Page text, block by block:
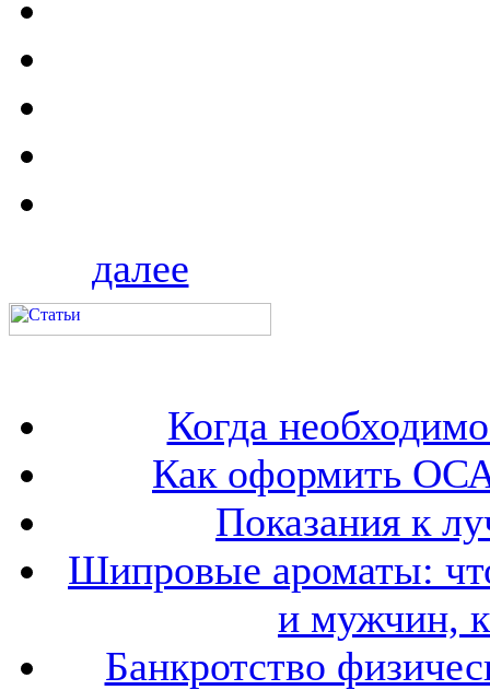
далее
Когда
Как оформить
Показания к
Шипровые ароматы:
и мужчин,
Банкротство